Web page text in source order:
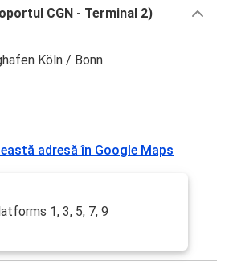
CGN - Terminal 2)
Köln / Bonn
adresă în Google Maps
1, 3, 5, 7, 9